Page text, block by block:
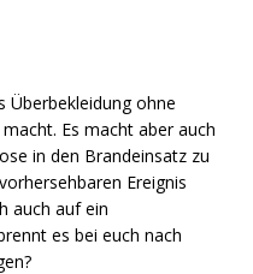
Überbekleidung ohne
Es macht aber auch
in den Brandeinsatz zu
Ereignis
auch auf ein
es bei euch nach